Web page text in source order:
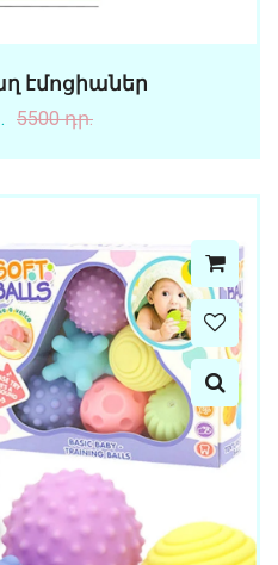
էմոցիաներ
5500 դր.